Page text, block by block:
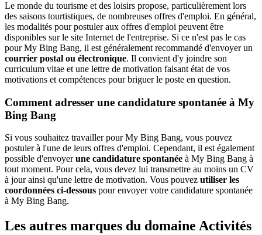
Le monde du tourisme et des loisirs propose, particulièrement lors
des saisons tourtistiques, de nombreuses offres d'emploi. En général,
les modalités pour postuler aux offres d'emploi peuvent être
disponibles sur le site Internet de l'entreprise. Si ce n'est pas le cas
pour My Bing Bang, il est généralement recommandé d'envoyer un
courrier postal ou électronique. Il convient d'y joindre son
curriculum vitae et une lettre de motivation faisant état de vos
motivations et compétences pour briguer le poste en question.
Comment adresser une candidature spontanée à My
Bing Bang
Si vous souhaitez travailler pour My Bing Bang, vous pouvez
postuler à l'une de leurs offres d'emploi. Cependant, il est également
possible d'envoyerune candidature spontanée à My Bing Bang à
tout moment. Pour cela, vous devez lui transmettre au moins un CV
à jour ainsi qu'une lettre de motivation. Vous pouvez utiliser les
coordonnées ci-dessous pour envoyer votre candidature spontanée
à My Bing Bang.
Les autres marques du domaine Activités